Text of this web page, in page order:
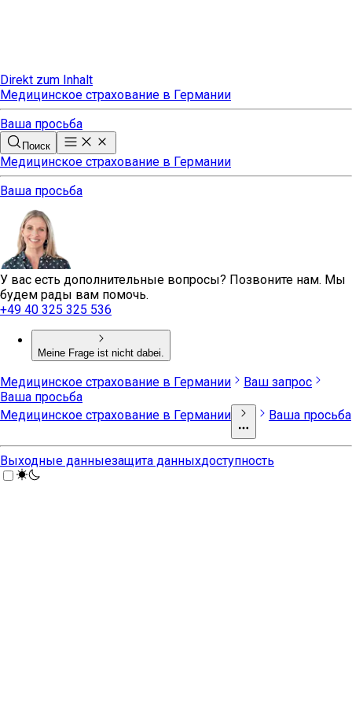
Direkt zum Inhalt
Медицинское страхование в Германии
Ваша просьба
Поиск
Медицинское страхование в Германии
Ваша просьба
У вас есть дополнительные вопросы? Позвоните нам. Мы
будем рады вам помочь.
+49 40 325 325 536
Meine Frage ist nicht dabei.
Медицинское страхование в Германии
Ваш запрос
Ваша просьба
Медицинское страхование в Германии
Ваша просьба
Выходные данныезащита данныхдоступность